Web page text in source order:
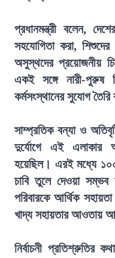
প্রধানমন্ত্রী বলেন,
সহযোগিতা করা,
অসুস্থদের প্রয়োজনীয়
একই সঙ্গে নারী-পুরুষ
কর্মসংস্থানের সুযোগ
সাম্প্রতিক বন্যা ও
দুর্যোগে এই এলাকার
হয়েছিল। এরই মধ্যে
চাবি তুলে দেওয়া
পরিবারকে আর্থিক
খাদ্য সহায়তার আওতায়
নির্বাচনী প্রতিশ্রুতির